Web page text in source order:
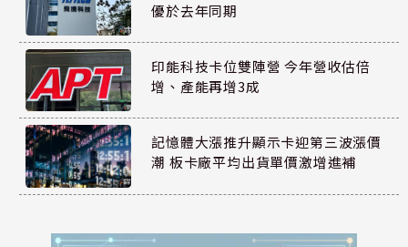
優於去年同期
印能科技卡位雙陣營 今年營收估倍
增、產能再增3成
記憶體大漲推升顯示卡迎第三波漲價
潮 板卡廠平均出貨單價激增進補